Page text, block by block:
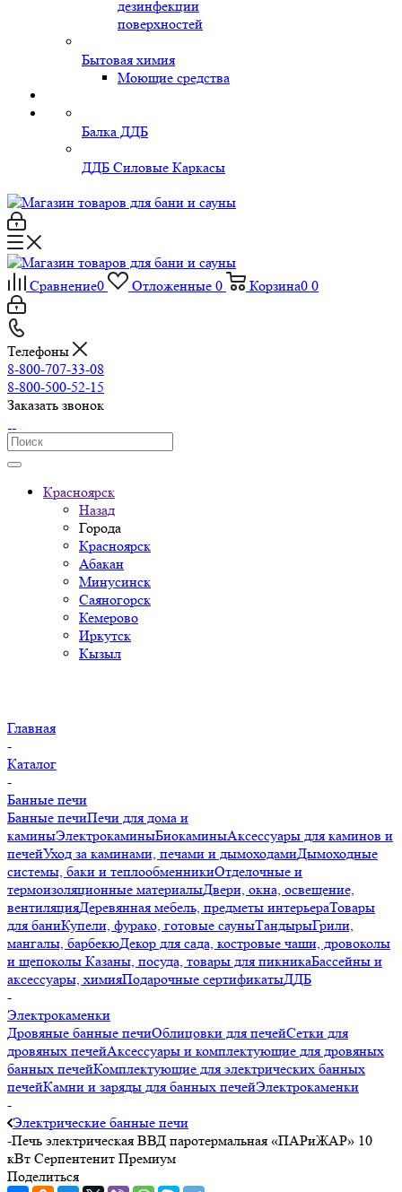
дезинфекции
поверхностей
Бытовая химия
Моющие средства
Балка ДДБ
ДДБ Силовые Каркасы
Сравнение0 Отложенные 0 Корзина0 0
Телефоны
8-800-707-33-08
8-800-500-52-15
Заказать звонок
Красноярск
Назад
Города
Красноярск
Абакан
Минусинск
Саяногорск
Кемерово
Иркутск
Кызыл
Главная
-
Каталог
-
Банные печи
Банные печиПечи для дома и
каминыЭлектрокаминыБиокаминыАксессуары для каминов и
печейУход за каминами, печами и дымоходамиДымоходные
системы, баки и теплообменникиОтделочные и
термоизоляционные материалыДвери, окна, освещение,
вентиляцияДеревянная мебель, предметы интерьераТовары
для баниКупели, фурако, готовые сауныТандырыГрили,
мангалы, барбекюДекор для сада, костровые чаши, дровоколы
и щепоколы Казаны, посуда, товары для пикникаБассейны и
аксессуары, химияПодарочные сертификатыДДБ
-
Электрокаменки
Дровяные банные печиОблицовки для печейСетки для
дровяных печейАксессуары и комплектующие для дровяных
банных печейКомплектующие для электрических банных
печейКамни и заряды для банных печейЭлектрокаменки
-
Электрические банные печи
-Печь электрическая ВВД паротермальная «ПАРиЖАР» 10
кВт Серпентенит Премиум
Поделиться